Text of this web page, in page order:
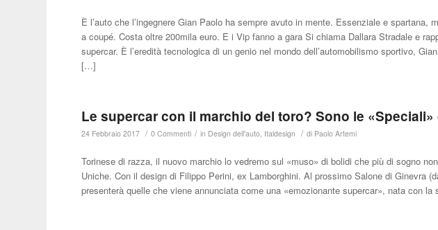
È l’auto che l’ingegnere Gian Paolo ha sempre avuto in mente. Essenziale e spartana,
a coupé. Costa oltre 200mila euro. E i Vip fanno a gara Si chiama Dallara Stradale e
supercar. È l’eredità tecnologica di un genio nel mondo dell’automobilismo sportivo,
[…]
Le supercar con il marchio del toro? Sono le «Speciali»
24 Febbraio 2017 / 0 Commenti / in Design dell'auto Italdesign / di Paolo Artemi
Torinese di razza, il nuovo marchio lo vedremo sul «muso» di bolidi che più di sogno
Uniche. Con il design di Filippo Perini, ex Lamborghini. Al prossimo Salone di Ginevra
presenterà quelle che viene annunciata come una «emozionante supercar», nata con